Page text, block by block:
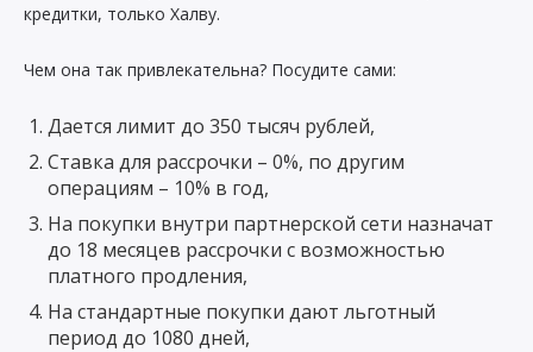
кредитки, только Халву.
Чем она так привлекательна? Посудите сами:
Дается лимит до 350 тысяч рублей,
Ставка для рассрочки – 0%, по другим
операциям – 10% в год,
На покупки внутри партнерской сети назначат
до 18 месяцев рассрочки с возможностью
платного продления,
На стандартные покупки дают льготный
период до 1080 дней,